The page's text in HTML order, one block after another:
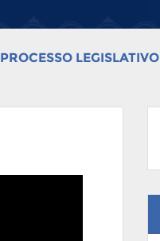
PROCESSO LEGISLATIVO